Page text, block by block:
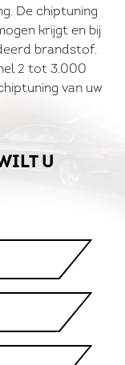
De chiptuning
krijgt en bij
brandstof.
2 tot 3.000
van uw
U